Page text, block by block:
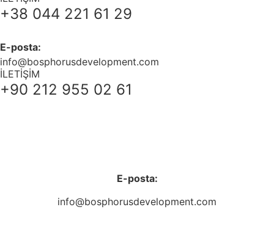
+38 044 221 61 29
E-posta:
info@bosphorusdevelopment.com
İLETİŞİM
+90 212 955 02 61
E-posta:
info@bosphorusdevelopment.com